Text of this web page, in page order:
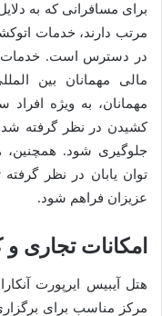
برای مسافرانی که به
مرتب دارند، خدمات
در دسترس است. خدمات
مالی مهمانان بین
مهمانان، به ویژه
کشیدن در نظر گرفته
جلوگیری شود. همچنین،
توان یابان در نظر
عزیزان فراهم شود.
امکانات تجاری
هتل آیبیس ایرپورت
مرکز مناسب برای